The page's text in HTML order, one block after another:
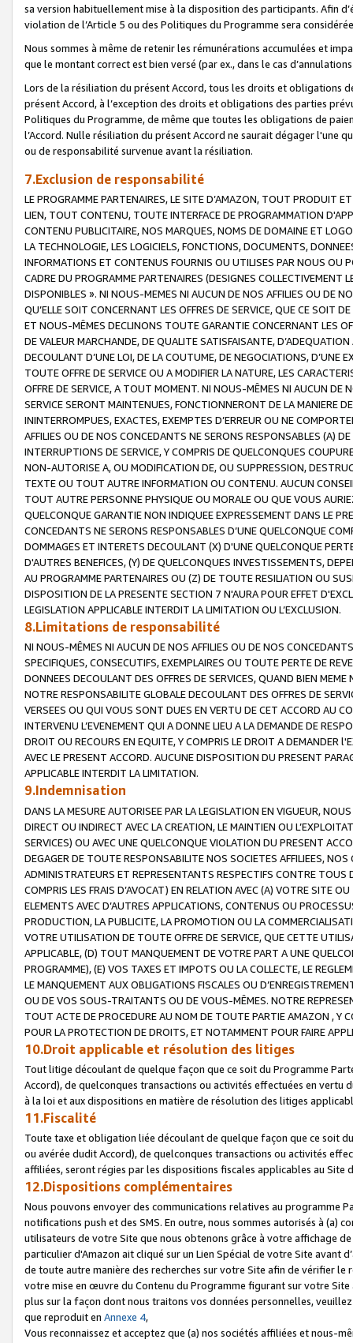
sa version habituellement mise à la disposition des participants. Afin
violation de l’Article 5 ou des Politiques du Programme sera
Nous sommes à même de retenir les rémunérations accumulées et
que le montant correct est bien versé (par ex., dans le cas
Lors de la résiliation du présent Accord, tous les droits et obligations
présent Accord, à l’exception des droits et obligations des parties
Politiques du Programme, de même que toutes les obligations de
l’Accord. Nulle résiliation du présent Accord ne saurait dégager l'une
ou de responsabilité survenue avant la résiliation.
7.Exclusion de responsabilité
LE PROGRAMME PARTENAIRES, LE SITE D’AMAZON, TOUT PRODUIT
LIEN, TOUT CONTENU, TOUTE INTERFACE DE PROGRAMMATION
CONTENU PUBLICITAIRE, NOS MARQUES, NOMS DE DOMAINE ET
LA TECHNOLOGIE, LES LOGICIELS, FONCTIONS, DOCUMENTS,
INFORMATIONS ET CONTENUS FOURNIS OU UTILISES PAR NOUS OU
CADRE DU PROGRAMME PARTENAIRES (DESIGNES COLLECTIVEMENT
DISPONIBLES ». NI NOUS-MEMES NI AUCUN DE NOS AFFILIES OU DE
QU’ELLE SOIT CONCERNANT LES OFFRES DE SERVICE, QUE CE SOIT
ET NOUS-MÊMES DECLINONS TOUTE GARANTIE CONCERNANT LES
DE VALEUR MARCHANDE, DE QUALITE SATISFAISANTE,
DECOULANT D’UNE LOI, DE LA COUTUME, DE NEGOCIATIONS, D’UNE
TOUTE OFFRE DE SERVICE OU A MODIFIER LA NATURE, LES
OFFRE DE SERVICE, A TOUT MOMENT. NI NOUS-MÊMES NI AUCUN DE
SERVICE SERONT MAINTENUES, FONCTIONNERONT DE LA MANIERE
ININTERROMPUES, EXACTES, EXEMPTES D’ERREUR OU NE
AFFILIES OU DE NOS CONCEDANTS NE SERONS RESPONSABLES (A)
INTERRUPTIONS DE SERVICE, Y COMPRIS DE QUELCONQUES
NON-AUTORISE A, OU MODIFICATION DE, OU SUPPRESSION,
TEXTE OU TOUT AUTRE INFORMATION OU CONTENU. AUCUN
TOUT AUTRE PERSONNE PHYSIQUE OU MORALE OU QUE VOUS
QUELCONQUE GARANTIE NON INDIQUEE EXPRESSEMENT DANS LE
CONCEDANTS NE SERONS RESPONSABLES D’UNE QUELCONQUE
DOMMAGES ET INTERETS DECOULANT (X) D'UNE QUELCONQUE
D'AUTRES BENEFICES, (Y) DE QUELCONQUES INVESTISSEMENTS,
AU PROGRAMME PARTENAIRES OU (Z) DE TOUTE RESILIATION OU
DISPOSITION DE LA PRESENTE SECTION 7 N'AURA POUR EFFET
LEGISLATION APPLICABLE INTERDIT LA LIMITATION OU L’EXCLUSION.
8.Limitations de responsabilité
NI NOUS-MÊMES NI AUCUN DE NOS AFFILIES OU DE NOS
SPECIFIQUES, CONSECUTIFS, EXEMPLAIRES OU TOUTE PERTE DE
DONNEES DECOULANT DES OFFRES DE SERVICES, QUAND BIEN
NOTRE RESPONSABILITE GLOBALE DECOULANT DES OFFRES DE
VERSEES OU QUI VOUS SONT DUES EN VERTU DE CET ACCORD AU
INTERVENU L’EVENEMENT QUI A DONNE LIEU A LA DEMANDE DE
DROIT OU RECOURS EN EQUITE, Y COMPRIS LE DROIT A DEMANDER
AVEC LE PRESENT ACCORD. AUCUNE DISPOSITION DU PRESENT
APPLICABLE INTERDIT LA LIMITATION.
9.Indemnisation
DANS LA MESURE AUTORISEE PAR LA LEGISLATION EN VIGUEUR,
DIRECT OU INDIRECT AVEC LA CREATION, LE MAINTIEN OU
SERVICES) OU AVEC UNE QUELCONQUE VIOLATION DU PRESENT
DEGAGER DE TOUTE RESPONSABILITE NOS SOCIETES AFFILIEES,
ADMINISTRATEURS ET REPRESENTANTS RESPECTIFS CONTRE
COMPRIS LES FRAIS D’AVOCAT) EN RELATION AVEC (A) VOTRE SITE
ELEMENTS AVEC D’AUTRES APPLICATIONS, CONTENUS OU
PRODUCTION, LA PUBLICITE, LA PROMOTION OU LA
VOTRE UTILISATION DE TOUTE OFFRE DE SERVICE, QUE CETTE
APPLICABLE, (D) TOUT MANQUEMENT DE VOTRE PART A UNE
PROGRAMME), (E) VOS TAXES ET IMPOTS OU LA COLLECTE, LE
LE MANQUEMENT AUX OBLIGATIONS FISCALES OU
OU DE VOS SOUS-TRAITANTS OU DE VOUS-MÊMES. NOTRE
TOUT ACTE DE PROCEDURE AU NOM DE TOUTE PARTIE AMAZON , Y
POUR LA PROTECTION DE DROITS, ET NOTAMMENT POUR FAIRE
10.Droit applicable et résolution des litiges
Tout litige découlant de quelque façon que ce soit du Programme
Accord), de quelconques transactions ou activités effectuées en vertu
à la loi et aux dispositions en matière de résolution des litiges
11.Fiscalité
Toute taxe et obligation liée découlant de quelque façon que ce soit
ou avérée dudit Accord), de quelconques transactions ou activités
affiliées, seront régies par les dispositions fiscales applicables au Site
12.Dispositions complémentaires
Nous pouvons envoyer des communications relatives au programme
notifications push et des SMS. En outre, nous sommes autorisés à
utilisateurs de votre Site que nous obtenons grâce à votre affichage
particulier d'Amazon ait cliqué sur un Lien Spécial de votre Site avant
de toute autre manière des recherches sur votre Site afin de vérifier
votre mise en œuvre du Contenu du Programme figurant sur votre
plus sur la façon dont nous traitons vos données personnelles,
que reproduit en Annexe 4,
Vous reconnaissez et acceptez que (a) nos sociétés affiliées et nous-